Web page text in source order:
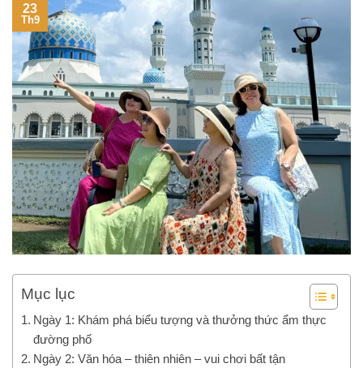
23
Th9
Mục lục
Ngày 1: Khám phá biểu tượng và thưởng thức ẩm thực
đường phố
Ngày 2: Văn hóa – thiên nhiên – vui chơi bất tận